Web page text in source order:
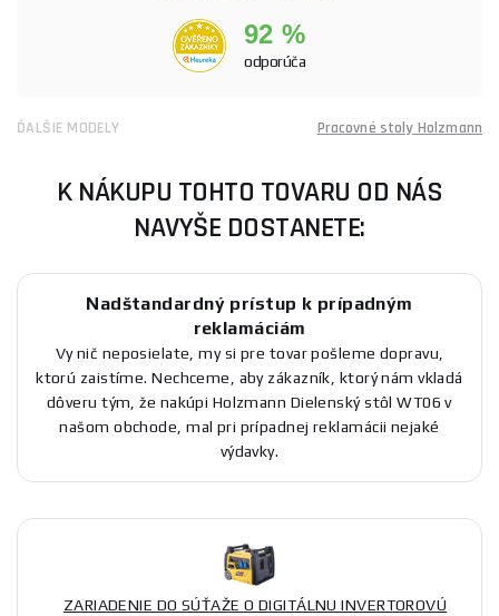
92 %
odporúča
ĎALŠIE MODELY Pracovné stoly Holzmann
K NÁKUPU TOHTO TOVARU OD NÁS
NAVYŠE DOSTANETE:
Nadštandardný prístup k prípadným
reklamáciám
Vy nič neposielate, my si pre tovar pošleme dopravu,
ktorú zaistíme. Nechceme, aby zákazník, ktorý nám vkladá
dôveru tým, že nakúpi Holzmann Dielenský stôl WT06 v
našom obchode, mal pri prípadnej reklamácii nejaké
výdavky.
ZARIADENIE DO SÚŤAŽE O DIGITÁLNU INVERTOROVÚ